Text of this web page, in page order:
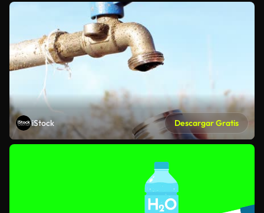
iStock Descargar Gratis